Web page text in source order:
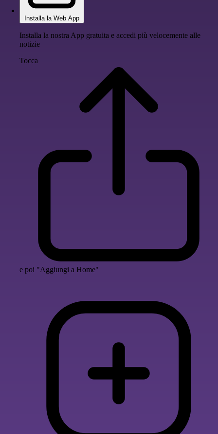
Installa la Web App
Installa la nostra App gratuita e accedi più velocemente alle
notizie
Tocca
e poi "Aggiungi a Home"